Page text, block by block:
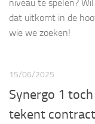
niveau te spelen?
dat uitkomt in de
wie we zoeken!
15/06/2025
Synergo 1
tekent contract